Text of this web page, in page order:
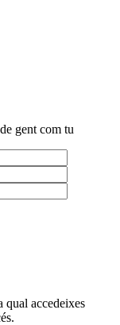
gent com tu
qual accedeixes